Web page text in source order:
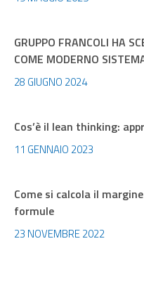
GRUPPO FRANCOLI HA
COME MODERNO
28 GIUGNO 2024
Cos’è il lean thinking:
11 GENNAIO 2023
Come si calcola il
formule
23 NOVEMBRE 2022